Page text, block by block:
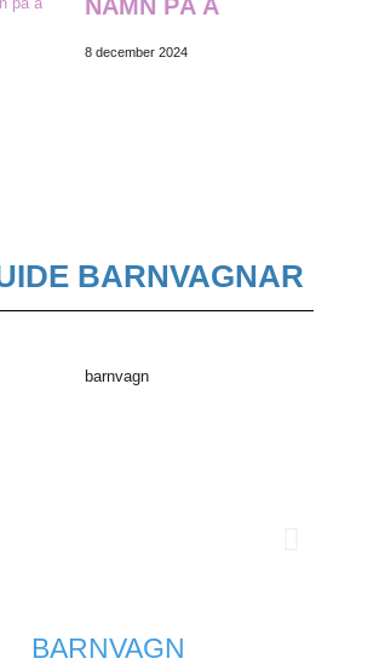
NAMN PÅ A
8 december 2024
BARNVAGNAR
BARNVAGN